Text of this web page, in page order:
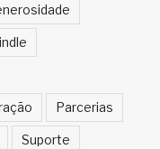
Parcerias
Suporte